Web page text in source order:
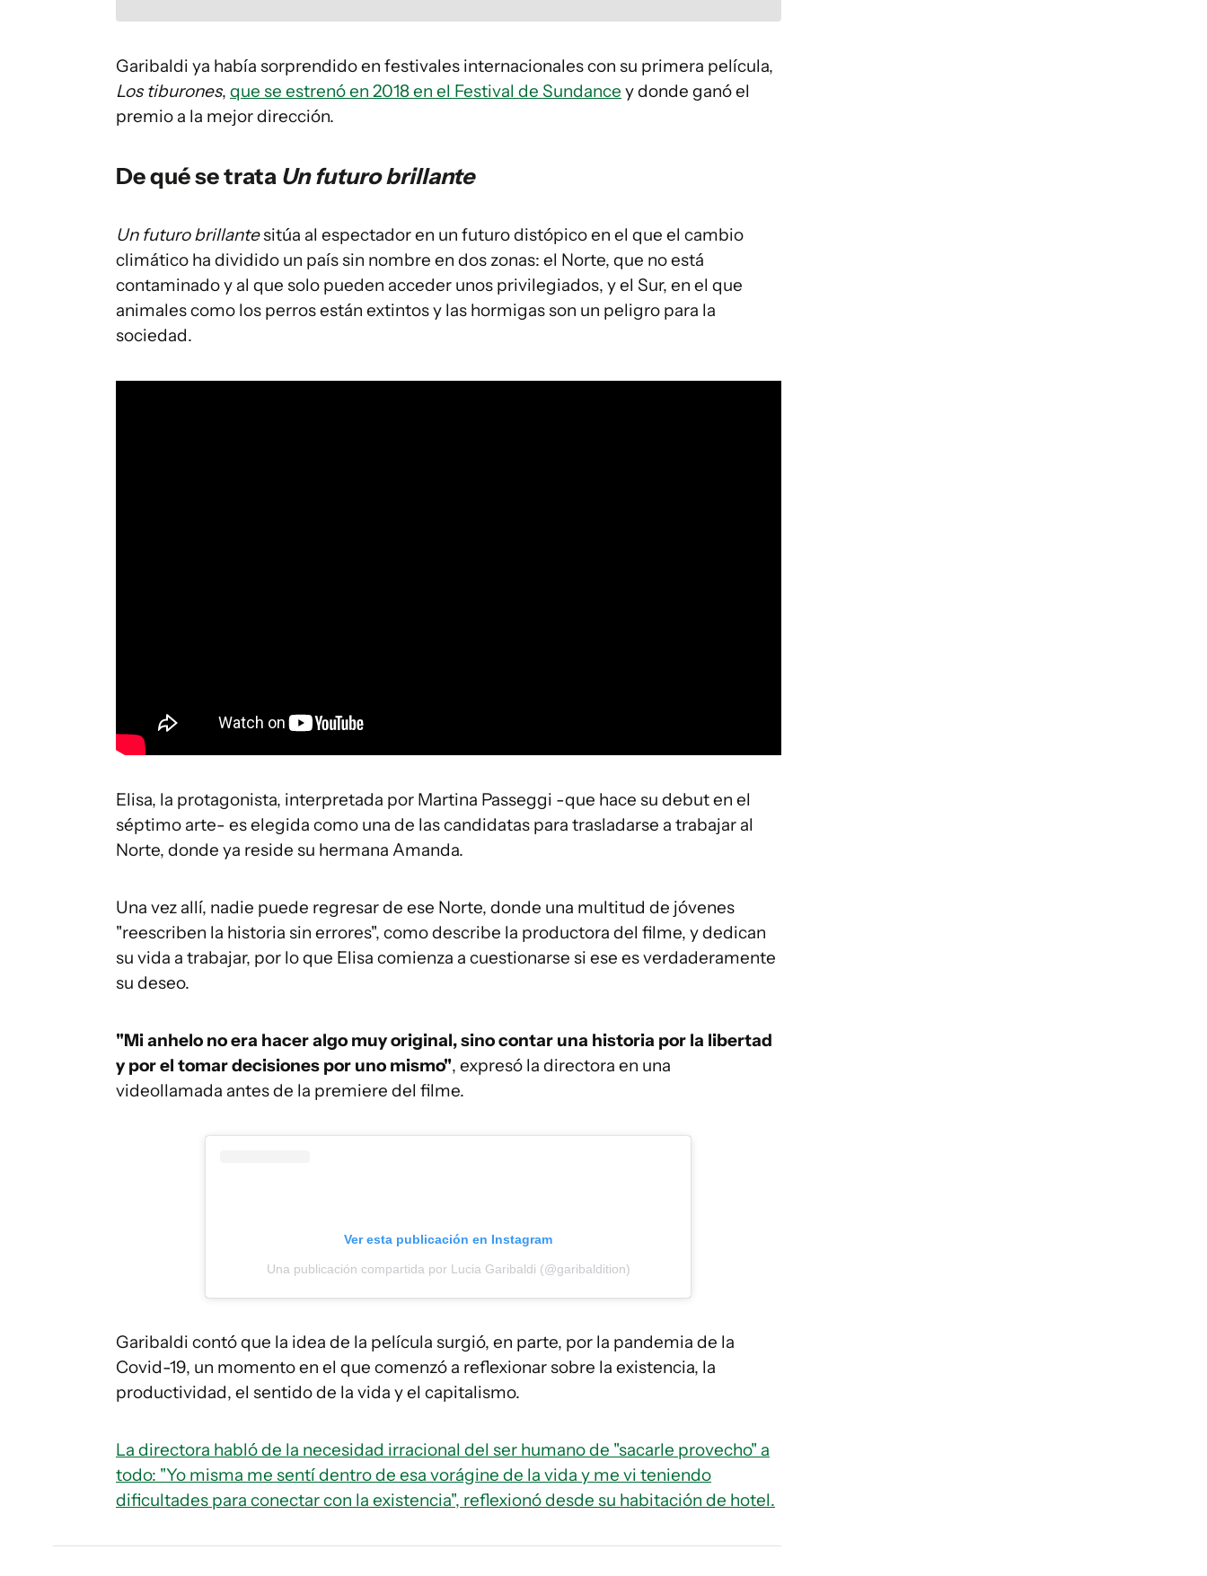
Garibaldi ya había sorprendido en festivales internacionales con su primera película,
Los tiburones, que se estrenó en 2018 en el Festival de Sundance y donde ganó el
premio a la mejor dirección.
De qué se trata Un futuro brillante
Un futuro brillantesitúa al espectador en un futuro distópico en el que el cambio
climático ha dividido un país sin nombre en dos zonas: el Norte, que no está
contaminado y al que solo pueden acceder unos privilegiados, y el Sur, en el que
animales como los perros están extintos y las hormigas son un peligro para la
sociedad.
Elisa, la protagonista, interpretada por Martina Passeggi -que hace su debut en el
séptimo arte- es elegida como una de las candidatas para trasladarse a trabajar al
Norte, donde ya reside su hermana Amanda.
Una vez allí, nadie puede regresar de ese Norte, donde una multitud de jóvenes
"reescriben la historia sin errores", como describe la productora del filme, y dedican
su vida a trabajar, por lo que Elisa comienza a cuestionarse si ese es verdaderamente
su deseo.
"Mi anhelo no era hacer algo muy original, sino contar una historia por la libertad
y por el tomar decisiones por uno mismo", expresó la directora en una
videollamada antes de la premiere del filme.
Ver esta publicación en Instagram
Una publicación compartida por Lucia Garibaldi (@garibaldition)
Garibaldi contó que la idea de la película surgió, en parte, por la pandemia de la
Covid-19, un momento en el que comenzó a reflexionar sobre la existencia, la
productividad, el sentido de la vida y el capitalismo.
La directora habló de la necesidad irracional del ser humano de "sacarle provecho" a
todo: "Yo misma me sentí dentro de esa vorágine de la vida y me vi teniendo
dificultades para conectar con la existencia", reflexionó desde su habitación de hotel.